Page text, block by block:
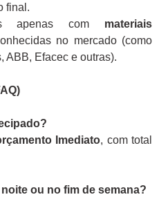
final.
apenas com materiais
no mercado (como
ABB, Efacec e outras).
Imediato, com total
ou no fim de semana?